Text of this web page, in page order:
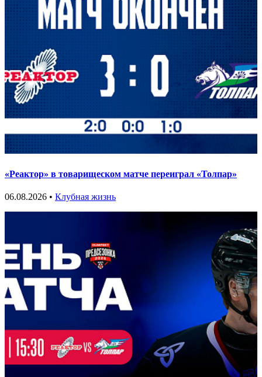
«Реактор» в товарищеском матче переиграл «Толпар»
06.08.2026 • Клубная жизнь